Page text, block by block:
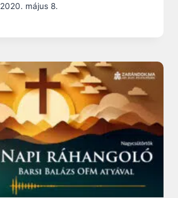
2020. május 8.